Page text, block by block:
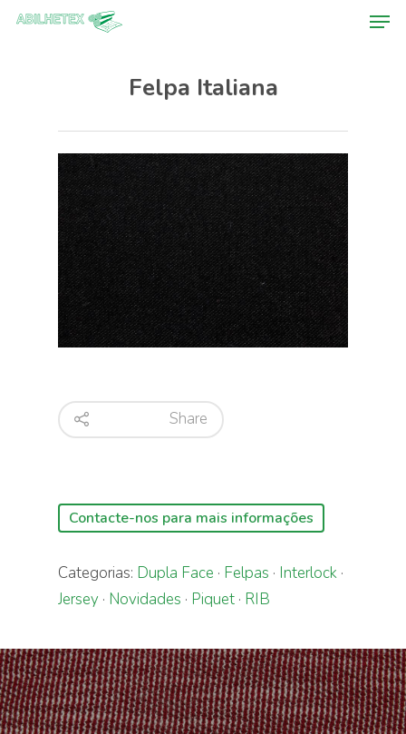
Felpa Italiana
Share
Contacte-nos para mais informações
Categorias: Dupla Face · Felpas · Interlock ·
Jersey · Novidades · Piquet · RIB